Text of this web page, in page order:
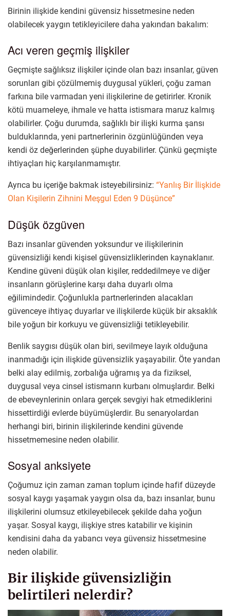
Birinin ilişkide kendini güvensiz hissetmesine neden
olabilecek yaygın tetikleyicilere daha yakından bakalım:
Acı veren geçmiş ilişkiler
Geçmişte sağlıksız ilişkiler içinde olan bazı insanlar, güven
sorunları gibi çözülmemiş duygusal yükleri, çoğu zaman
farkına bile varmadan yeni ilişkilerine de getirirler. Kronik
kötü muameleye, ihmale ve hatta istismara maruz kalmış
olabilirler. Çoğu durumda, sağlıklı bir ilişki kurma şansı
bulduklarında, yeni partnerlerinin özgünlüğünden veya
kendi öz değerlerinden şüphe duyabilirler. Çünkü geçmişte
ihtiyaçları hiç karşılanmamıştır.
Ayrıca bu içeriğe bakmak isteyebilirsiniz: “Yanlış Bir İlişkide
Olan Kişilerin Zihnini Meşgul Eden 9 Düşünce”
Düşük özgüven
Bazı insanlar güvenden yoksundur ve ilişkilerinin
güvensizliği kendi kişisel güvensizliklerinden kaynaklanır.
Kendine güveni düşük olan kişiler, reddedilmeye ve diğer
insanların görüşlerine karşı daha duyarlı olma
eğilimindedir. Çoğunlukla partnerlerinden alacakları
güvenceye ihtiyaç duyarlar ve ilişkilerde küçük bir aksaklık
bile yoğun bir korkuyu ve güvensizliği tetikleyebilir.
Benlik saygısı düşük olan biri, sevilmeye layık olduğuna
inanmadığı için ilişkide güvensizlik yaşayabilir. Öte yandan
belki alay edilmiş, zorbalığa uğramış ya da fiziksel,
duygusal veya cinsel istismarın kurbanı olmuşlardır. Belki
de ebeveynlerinin onlara gerçek sevgiyi hak etmediklerini
hissettirdiği evlerde büyümüşlerdir. Bu senaryolardan
herhangi biri, birinin ilişkilerinde kendini güvende
hissetmemesine neden olabilir.
Sosyal anksiyete
Çoğumuz için zaman zaman toplum içinde hafif düzeyde
sosyal kaygı yaşamak yaygın olsa da, bazı insanlar, bunu
ilişkilerini olumsuz etkileyebilecek şekilde daha yoğun
yaşar. Sosyal kaygı, ilişkiye stres katabilir ve kişinin
kendisini daha da yabancı veya güvensiz hissetmesine
neden olabilir.
Bir ilişkide güvensizliğin
belirtileri nelerdir?